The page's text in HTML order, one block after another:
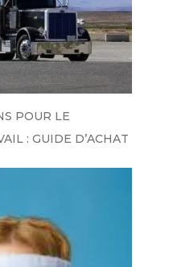
POUR LE
: GUIDE D’ACHAT